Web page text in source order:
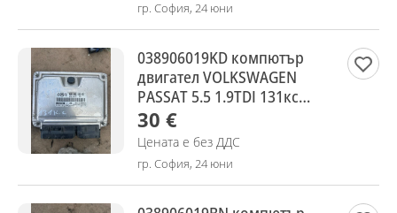
гр. София, 24 юни
038906019KD компютър
двигател VOLKSWAGEN
PASSAT 5.5 1.9TDI 131кс
0281011205
30 €
Цената е без ДДС
гр. София, 24 юни